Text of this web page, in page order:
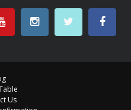
Us